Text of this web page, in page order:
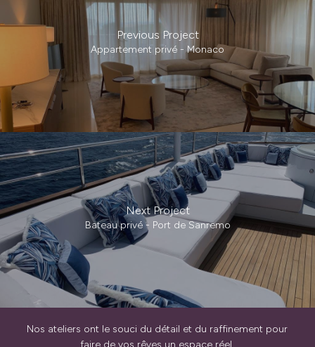
Previous Project
Appartement privé - Monaco
Next Project
Bateau privé - Port de Sanremo
Nos ateliers ont le souci du détail et du raffinement pour